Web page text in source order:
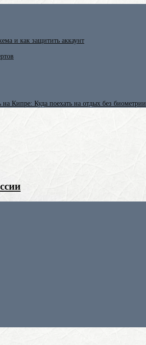
и как защитить аккаунт
Кипре: Куда поехать на отдых без биометрии